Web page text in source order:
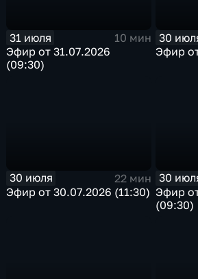
31 июля
10 мин
Эфир от 31.07.2026
(09:30)
30
Эфир
30 июля
22 мин
Эфир от 30.07.2026 (11:30)
30
Эфир
(09:30)